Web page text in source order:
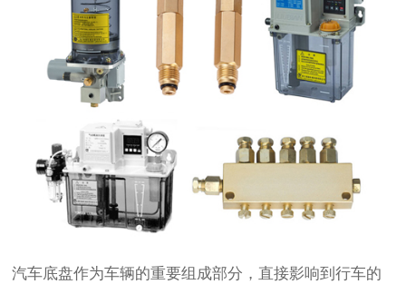
汽车底盘作为车辆的重要组成部分，直接影响到行车的